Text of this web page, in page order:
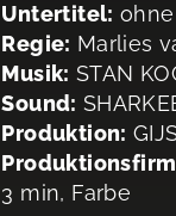
Untertitel:
Regie: Marlies
Musik: STAN
Sound:
Produktion:
3 min, Farbe